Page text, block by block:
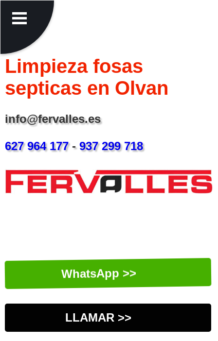
Limpieza fosas
septicas en Olvan
info@fervalles.es
627 964 177-937 299 718
WhatsApp >>
LLAMAR >>